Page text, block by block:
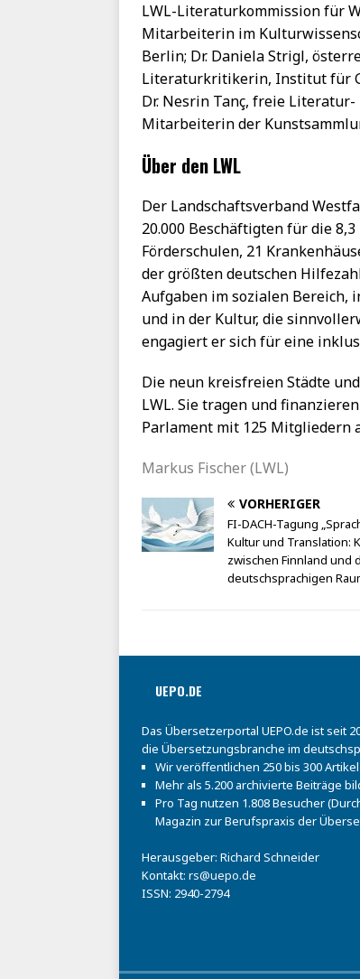
LWL-Literaturkommission für
Mitarbeiterin im
Berlin; Dr. Daniela Strigl,
Literaturkritikerin, Institut für
Dr. Nesrin Tanç, freie
Mitarbeiterin der
Über den LWL
Der Landschaftsverband
20.000 Beschäftigten für die
Förderschulen, 21
der größten deutschen
Aufgaben im sozialen Bereich,
und in der Kultur, die
engagiert er sich für eine
Die neun kreisfreien Städte
LWL. Sie tragen und
Parlament mit 125 Mitgliedern
Markus Fischer (LWL)
VORHERIGER
FI-DACH-Tagung
Kultur und Translation:
zwischen Finnland und
deutschsprachigen
UEPO.DE
Das Übersetzerportal UEPO.de ist seit
die Übersetzungsbranche im
Wir veröffentlichen 250 bis 300 Artikel
Mehr als 5.200 archivierte Beiträge
Pro Tag nutzen 1.808 Besucher
Magazin zur Berufspraxis der
Herausgeber: Richard Schneider
Kontakt: rs@uepo.de
ISSN: 2940-2794